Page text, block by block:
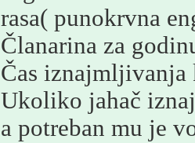
rasa( punokrvna
Članarina za
Čas iznajmljivanja
Ukoliko jahač
a potreban mu je